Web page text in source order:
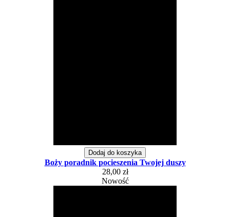
Dodaj do koszyka
Boży poradnik pocieszenia Twojej duszy
28,00 zł
Nowość